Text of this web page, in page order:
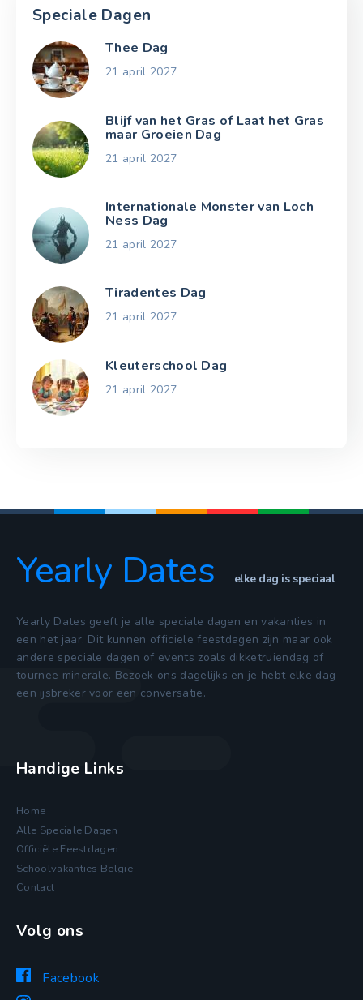
Speciale Dagen
Thee Dag
21 april 2027
Blijf van het Gras of Laat het Gras
maar Groeien Dag
21 april 2027
Internationale Monster van Loch
Ness Dag
21 april 2027
Tiradentes Dag
21 april 2027
Kleuterschool Dag
21 april 2027
Yearly Dates elke dag is speciaal
Yearly Dates geeft je alle speciale dagen en vakanties in
een het jaar. Dit kunnen officiele feestdagen zijn maar ook
andere speciale dagen of events zoals dikketruiendag of
tournee minerale. Bezoek ons dagelijks en je hebt elke dag
een ijsbreker voor een conversatie.
Handige Links
Home
Alle Speciale Dagen
Officiële Feestdagen
Schoolvakanties België
Contact
Volg ons
Facebook